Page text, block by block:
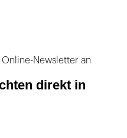
Newsletter an
direkt in